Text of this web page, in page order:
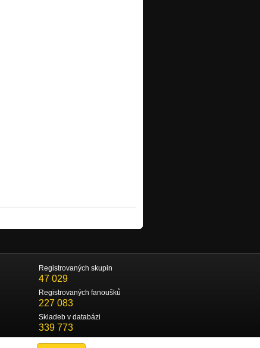
Registrovaných skupin
47 029
Registrovaných fanoušků
227 083
Skladeb v databázi
339 773